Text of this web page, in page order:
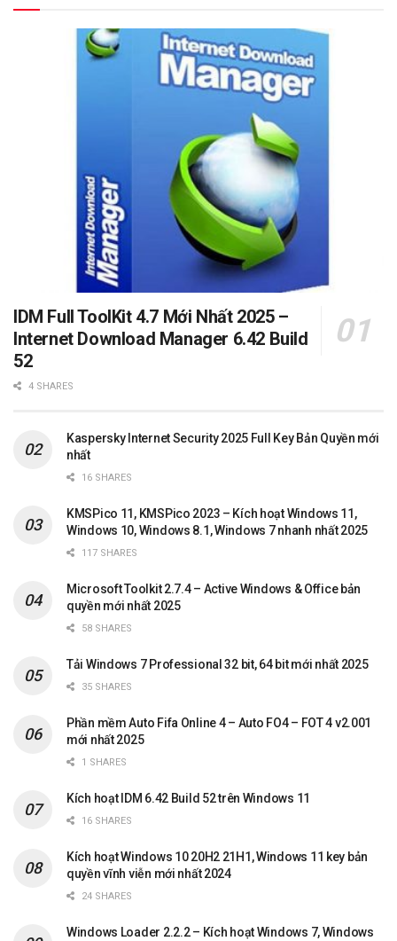
IDM Full ToolKit 4.7 Mới Nhất 2025 –
Internet Download Manager 6.42 Build
52
4 SHARES
Kaspersky Internet Security 2025 Full Key Bản Quyền mới
nhất
16 SHARES
KMSPico 11, KMSPico 2023 – Kích hoạt Windows 11,
Windows 10, Windows 8.1, Windows 7 nhanh nhất 2025
117 SHARES
Microsoft Toolkit 2.7.4 – Active Windows & Office bản
quyền mới nhất 2025
58 SHARES
Tải Windows 7 Professional 32 bit, 64 bit mới nhất 2025
35 SHARES
Phần mềm Auto Fifa Online 4 – Auto FO4 – FOT 4 v2.001
mới nhất 2025
1 SHARES
Kích hoạt IDM 6.42 Build 52 trên Windows 11
16 SHARES
Kích hoạt Windows 10 20H2 21H1, Windows 11 key bản
quyền vĩnh viễn mới nhất 2024
24 SHARES
Windows Loader 2.2.2 – Kích hoạt Windows 7, Windows